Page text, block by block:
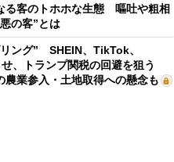
る客のトホホな生態 嘔吐や粗相
の客”とは
ング” SHEIN、TikTok、
、トランプ関税の回避を狙う
業参入・土地取得への懸念も